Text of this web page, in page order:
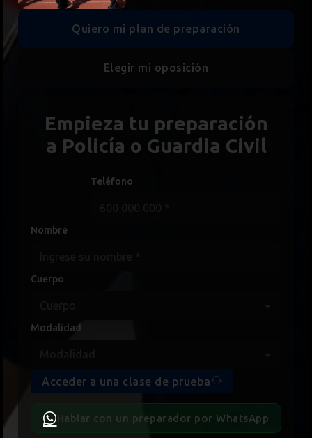
Quiero mi plan de preparación
Elegir mi oposición
Empieza tu preparación
a Policía o Guardia Civil
Teléfono
Nombre
Cuerpo
Modalidad
Acceder a una clase de prueba
Hablar con un preparador por WhatsApp